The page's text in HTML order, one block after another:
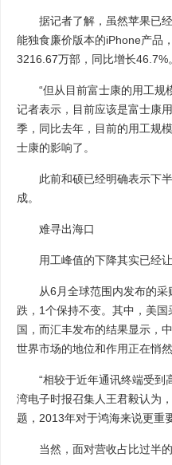
据记者了解，虽然苹果已经
能独食廉价版本的iPhone产品
3216.67万部，同比增长
“但从目前富士康的用工规模
记者表示，目前应该是富士康
季，同比去年，目前的用工规
士康的影响了。
此前和硕已经明确表示下半
成。
难寻出海口
用工峰值的下降其实已经让
从6月全球范围内发布的采
跌，1个保持不变。其中，美
国，而汇丰发布的结果显示，
世界市场的地位和作用正在悄
“相较于近年通讯终端受到高
湾电子时报召集人王君毅认为
题，2013年对于鸿海来说更重
当然，面对营收占比过半的